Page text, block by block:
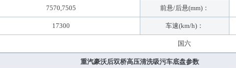
7570,7505 前悬/后悬(mm)：
17300 车速(km/h)：
国六
重汽豪沃后双桥高压清洗吸污车底盘参数